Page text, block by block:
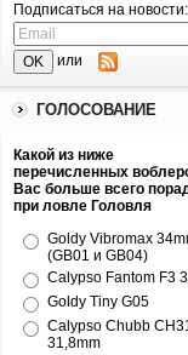
Подписаться на новости:
или
ГОЛОСОВАНИЕ
Какой из ниже
перечисленных
Вас больше всего
при ловле Головля
Goldy Vibromax
(GB01 и GB04)
Calypso Fantom F3
Goldy Tiny G05
Calypso Chubb
31,8mm